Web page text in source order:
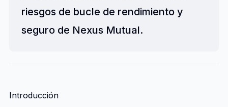
riesgos de bucle de rendimiento y
seguro de Nexus Mutual.
Introducción